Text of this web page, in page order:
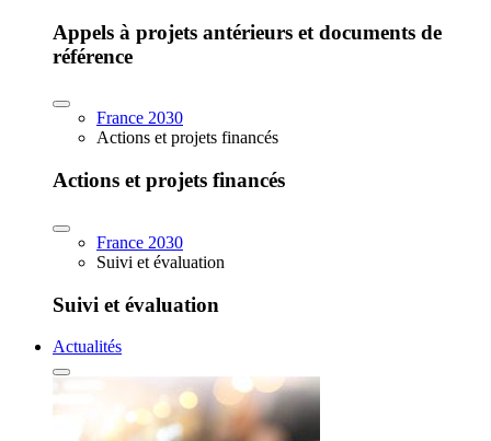
Appels à projets antérieurs et documents de
référence
France 2030
Actions et projets financés
Actions et projets financés
France 2030
Suivi et évaluation
Suivi et évaluation
Actualités